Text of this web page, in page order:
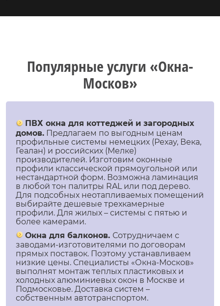
Популярные услуги «Окна-
Москов»
ПВХ окна для коттеджей и загородных
домов. Предлагаем по выгодным ценам
профильные системы немецких (Рехау, Века,
Геалан) и российских (Мелке)
производителей. Изготовим оконные
профили классической прямоугольной или
нестандартной форм. Возможна ламинация
в любой тон палитры RAL или под дерево.
Для подсобных неотапливаемых помещений
выбирайте дешевые трехкамерные
профили. Для жилых – системы с пятью и
более камерами.
Окна для балконов. Сотрудничаем с
заводами-изготовителями по договорам
прямых поставок. Поэтому устанавливаем
низкие цены. Специалисты «Окна-Москов»
выполнят монтаж теплых пластиковых и
холодных алюминиевых окон в Москве и
Подмосковье. Доставка систем –
собственным автотранспортом.